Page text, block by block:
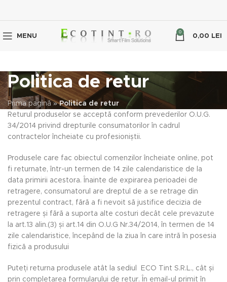
MENU
0
0,00 LEI
Politica de retur
Prima pagină »Politica de retur
Returul produselor se acceptă conform prevederilor O.U.G.
34/2014 privind drepturile consumatorilor în cadrul
contractelor încheiate cu profesioniștii.
Produsele care fac obiectul comenzilor încheiate online, pot
fi returnate, într-un termen de 14 zile calendaristice de la
data primirii acestora. Înainte de expirarea perioadei de
retragere, consumatorul are dreptul de a se retrage din
prezentul contract, fără a fi nevoit să justifice decizia de
retragere și fără a suporta alte costuri decât cele prevazute
la art.13 alin.(3) și art.14 din O.U.G Nr.34/2014, în termen de 14
zile calendaristice, începând de la ziua în care intră în posesia
fizică a produsului
Puteți returna produsele atât la sediul ECO Tint S.R.L., cât și
prin completarea formularului de retur. În email-ul primit în